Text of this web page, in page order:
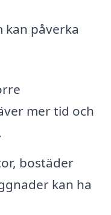
kan påverka
mer tid och
bostäder
kan ha